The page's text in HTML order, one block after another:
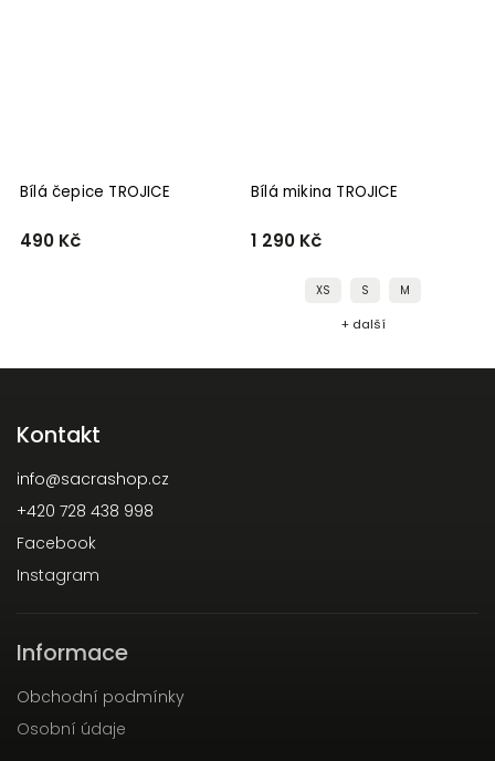
Bílá čepice TROJICE
490 Kč
Bílá mikina TROJICE
1 290 Kč
XS S M
+ další
Kontakt
info@sacrashop.cz
+420 728 438 998
Facebook
Instagram
Informace
Obchodní podmínky
Osobní údaje